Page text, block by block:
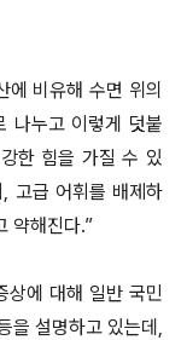
비유해 수면 위의
나누고 이렇게 덧붙
한 힘을 가질 수 있
고급 어휘를 배제하
약해진다.”
에 대해 일반 국민
을 설명하고 있는데,